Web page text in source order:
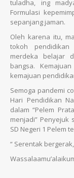
tuladha, ing
Formulasi
sepanjang jaman.
Oleh karena itu,
tokoh
merdeka belajar
bangsa.
kemajuan
Semoga pandemi
Hari Pendidikan
dalam “Pelem
menjadi” Penyejuk
SD Negeri 1 Pelem
“ Serentak